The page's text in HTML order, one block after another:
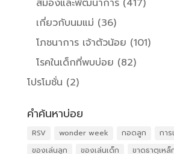
สมองและพัฒนาการ(417)
เกี่ยวกับนมแม่ (36)
โภชนาการ เจ้าตัวน้อย (101)
โรคในเด็กที่พบบ่อย (82)
โปรโมชั่น (2)
คำค้นหาบ่อย
RSV wonder week กอดลูก
กา
ของเล่นลูก
ของเล่นเด็ก ขาดธาตุเหล็